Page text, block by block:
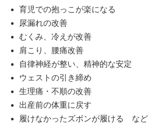
育児での抱っこが楽になる
尿漏れの改善
むくみ、冷えが改善
肩こり、腰痛改善
自律神経が整い、精神的な安定
ウェストの引き締め
生理痛・不順の改善
出産前の体重に戻す
履けなかったズボンが履ける など